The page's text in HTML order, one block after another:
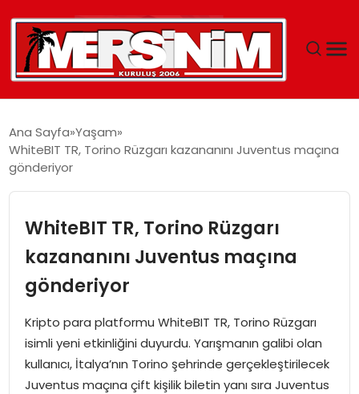
YAŞAM
EĞITIM
SPOR
EKONOMI
Ana Sayfa Yaşam
WhiteBIT TR, Torino Rüzgarı kazananını Juventus maçına
gönderiyor
WhiteBIT TR, Torino Rüzgarı
kazananını Juventus maçına
gönderiyor
Kripto para platformu WhiteBIT TR, Torino Rüzgarı
isimli yeni etkinliğini duyurdu. Yarışmanın galibi olan
kullanıcı, İtalya’nın Torino şehrinde gerçekleştirilecek
Juventus maçına çift kişilik biletin yanı sıra Juventus